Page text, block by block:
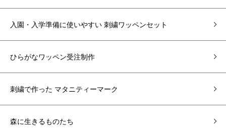
入園・入学準備に使いやすい 刺繍ワッペンセット
ひらがなワッペン受注制作
刺繍で作った マタニティーマーク
森に生きるものたち